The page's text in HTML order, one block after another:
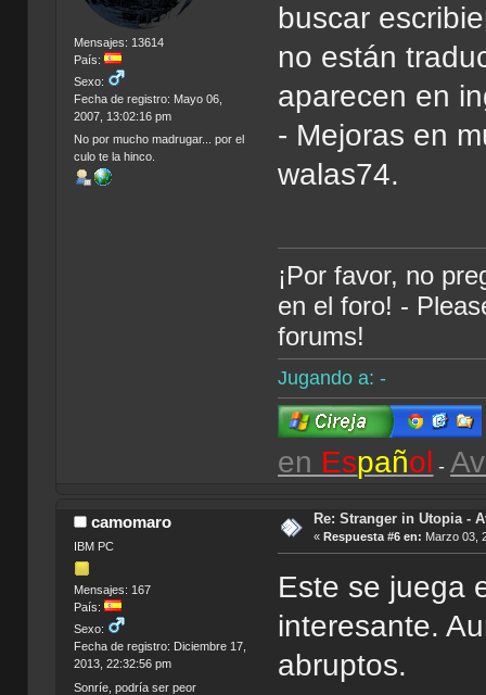
Mensajes: 13614
País:
Sexo:
Fecha de registro: Mayo 06,
2007, 13:02:16 pm
No por mucho madrugar... por el
culo te la hinco.
buscar
no están
aparecen en
- Mejoras en
walas74.
¡Por favor, no
en el foro! -
forums!
Jugando a: -
en Español -
camomaro
IBM PC
Mensajes: 167
País:
Sexo:
Fecha de registro: Diciembre 17,
2013, 22:32:56 pm
Sonríe, podría ser peor
Re: Stranger in Utopia -
« Respuesta #6 en: Marzo 03,
Este se juega
interesante.
abruptos.